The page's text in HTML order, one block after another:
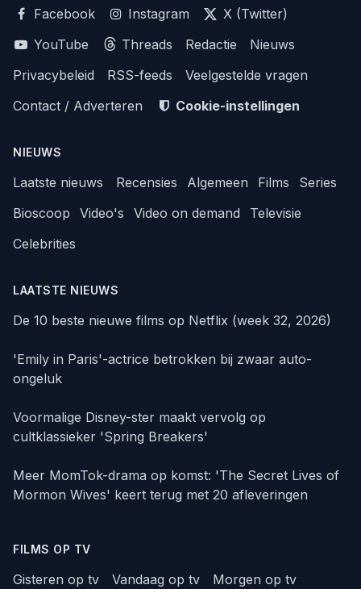
Facebook
Instagram
X (Twitter)
YouTube
Threads Redactie
Nieuws
Privacybeleid
RSS-feeds
Veelgestelde vragen
Contact / Adverteren
Cookie-instellingen
NIEUWS
Laatste nieuws Recensies Algemeen Films
Series
Bioscoop
Video's Video on demand
Televisie
Celebrities
LAATSTE NIEUWS
De 10 beste nieuwe films op Netflix (week 32, 2026)
'Emily in Paris'-actrice betrokken bij zwaar auto-
ongeluk
Voormalige Disney-ster maakt vervolg op
cultklassieker 'Spring Breakers'
Meer MomTok-drama op komst: 'The Secret Lives of
Mormon Wives' keert terug met 20 afleveringen
FILMS OP TV
Gisteren op tv Vandaag op tv
Morgen op tv